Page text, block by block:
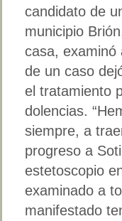
candidato de
municipio
casa, examinó
de un caso
el tratamiento
dolencias.
siempre, a
progreso a
estetoscopio
examinado a
manifestado